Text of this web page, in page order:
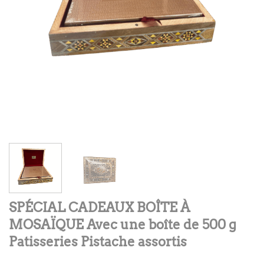
SPÉCIAL CADEAUX BOÎTE À
MOSAÏQUE Avec une boîte de 500 g
Patisseries Pistache assortis